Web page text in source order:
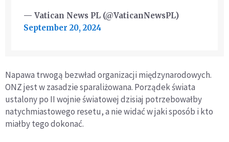
— Vatican News PL (@VaticanNewsPL)
September 20, 2024
Napawa trwogą bezwład organizacji międzynarodowych.
ONZ jest w zasadzie sparaliżowana. Porządek świata
ustalony po II wojnie światowej dzisiaj potrzebowałby
natychmiastowego resetu, a nie widać w jaki sposób i kto
miałby tego dokonać.